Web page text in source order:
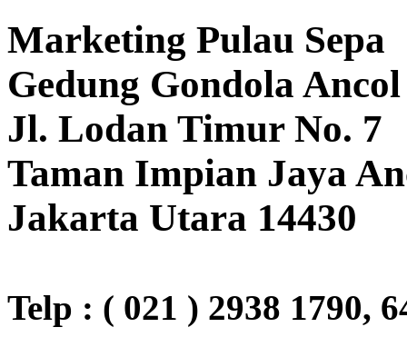
Marketing Pulau Sepa
Gedung Gondola
Jl. Lodan Timur No. 7
Taman Impian Jaya
Jakarta Utara 14430
Telp : ( 021 ) 2938 1790,